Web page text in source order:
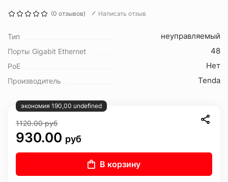
(0 отзывов) Написать отзыв
Тип неуправляемый
Порты Gigabit Ethernet 48
PoE Нет
Производитель Tenda
экономия 190,00 undefined
1120.00руб
930.00 руб
В корзину